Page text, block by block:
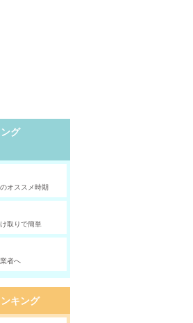
グ
オススメ時期
取りで簡単
者へ
キング